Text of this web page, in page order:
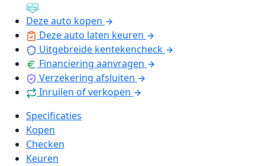
Deze auto kopen
Deze auto laten keuren
Uitgebreide kentekencheck
Financiering aanvragen
Verzekering afsluiten
Inruilen of verkopen
Specificaties
Kopen
Checken
Keuren